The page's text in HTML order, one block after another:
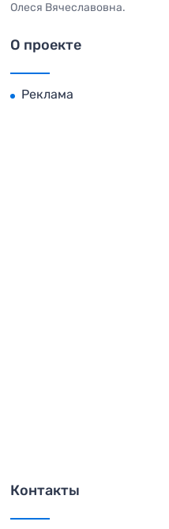
Олеся Вячеславовна.
О проекте
Реклама
Контакты